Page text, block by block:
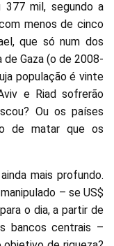
377 mil, segundo a
menos de cinco
que só num dos
Gaza (o de 2008-
população é vinte
e Riad sofrerão
Ou os países
de matar que os
mais profundo.
– se US$
o dia, a partir de
bancos centrais –